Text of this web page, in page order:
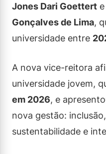
Jones Dari Goettert
Gonçalves de Lima,
universidade entre
A nova vice-reitora
universidade jovem,
em 2026, e
nova gestão:
sustentabilidade e